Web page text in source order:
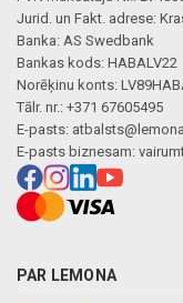
Jurid. un Fakt. adrese:
Banka: AS Swedbank
Bankas kods: HABALV22
Norēķinu konts:
Tālr. nr.: +371 67605495
E-pasts:
E-pasts biznesam:
PAR LEMONA